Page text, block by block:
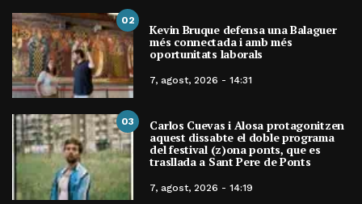
02
Kevin Bruque defensa una Balaguer
més connectada i amb més
oportunitats laborals
7, agost, 2026 - 14:31
03 Carlos Cuevas i Alosa protagonitzen
aquest dissabte el doble programa
del festival (z)ona ponts, que es
trasllada a Sant Pere de Ponts
7, agost, 2026 - 14:19